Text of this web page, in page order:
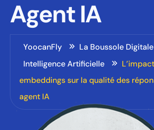
Agent IA
YoocanFly
La Boussole Digitale
Intelligence Artificielle
embeddings sur la qualité des
agent IA